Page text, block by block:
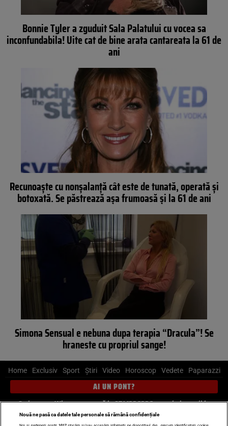
Bonnie Tyler a zguduit Sala Palatului cu vocea sa
inconfundabila! Uite cat de bine arata cantareata la 61 de
ani
Recunoaşte cu nonşalanţă cât este de tunată, operată şi
botoxată. Se păstrează aşa frumoasă şi la 61 de ani
Simona Sensual e nebuna dupa terapia “Dracula”! Se
hraneste cu propriul sange!
Home Exclusiv Sport Știri Video Horoscop Vedete Paparazzi
AI UN PONT?
Scrie-ne pe Whatsapp, sună la 0741226226 sau trimite mail la
pont@cancan.ro
Nouă ne pasă ca datele tale personale să rămână confidențiale
Noi și partenerii noștri 1017stocăm și/sau accesăm informații pe dispozitivul dvs., precum identificatorii cookie